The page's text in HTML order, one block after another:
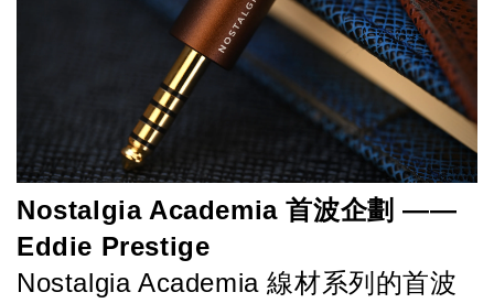
Nostalgia Academia 首波企劃 ——
Eddie Prestige
Nostalgia Academia 線材系列的首波